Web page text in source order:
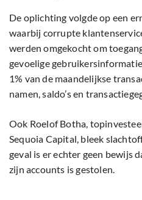
De oplichting volgde op een
waarbij corrupte
werden omgekocht om
gevoelige
1% van de maandelijkse
namen, saldo’s en
Ook Roelof Botha,
Sequoia Capital, bleek
geval is er echter geen bewijs
zijn accounts is gestolen.